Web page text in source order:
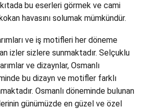
bu eserleri görmek ve cami
havasını solumak mümkündür.
ve iş motifleri her döneme
izler sizlere sunmaktadır. Selçuklu
ve dizaynlar, Osmanlı
bu dizayn ve motifler farklı
Osmanlı döneminde bulunan
günümüzde en güzel ve özel